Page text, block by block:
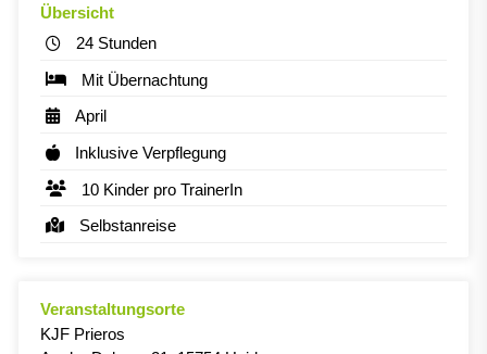
Übersicht
24 Stunden
Mit Übernachtung
April
Inklusive Verpflegung
10 Kinder pro TrainerIn
Selbstanreise
Veranstaltungsorte
KJF Prieros